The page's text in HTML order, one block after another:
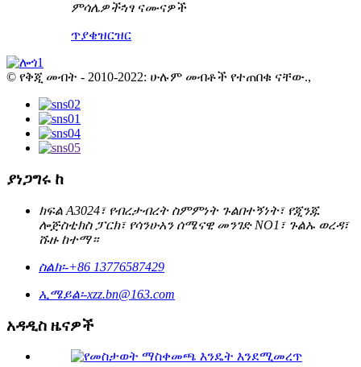
ምሳሌዎች፡ነፃ ናሙናዎች
ጥያቄዝርዝር
© የቅጂ መብት - 2010-2022: ሁሉም መብቶች የተጠበቁ ናቸው.,
ያነጋግሩ ከ
ክፍል A3024፣ የብረታብረት ስምምነት ጉልበተኝነት፣ የጂንጁ
ሎጅስቲክስ ፓርክ፣ የሳንሁአን ሰሜናዊ መንገድ NO1፣ ጉልኡ ወረዳ፣
ሹዙ ከተማ።
ስልክ፡-+86 13776587429
ኢሜይል፡-xzz.bn@163.com
አዳዲስ ዜናዎች